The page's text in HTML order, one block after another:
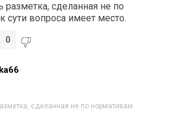
разметка, сделанная не по
сути вопроса имеет место.
0
сделанная не по нормативам